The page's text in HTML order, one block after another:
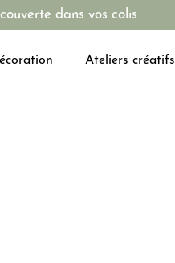
dans vos colis
Ateliers créatifs